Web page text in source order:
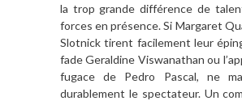
la trop grande différence de
forces en présence. Si Margaret
Slotnick tirent facilement leuré
fade Geraldine Viswanathan ou l’
fugace de Pedro Pascal, ne
durablement le spectateur. Un